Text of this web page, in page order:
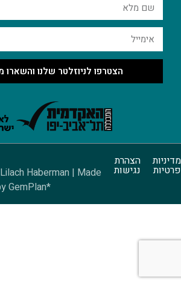
הצטרפו לניוזלטר שלנו והשארו
מדיניות
פרטיות
הצהרת
נגישות
Haberman | Made
GemPlan*